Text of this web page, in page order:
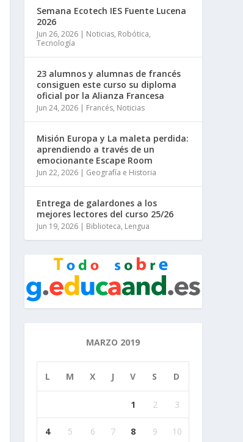
Semana Ecotech IES Fuente Lucena
2026
Jun 26, 2026 | Noticias, Robótica,
Tecnología
23 alumnos y alumnas de francés
consiguen este curso su diploma
oficial por la Alianza Francesa
Jun 24, 2026 | Francés, Noticias
Misión Europa y La maleta perdida:
aprendiendo a través de un
emocionante Escape Room
Jun 22, 2026 | Geografía e Historia
Entrega de galardones a los
mejores lectores del curso 25/26
Jun 19, 2026 | Biblioteca, Lengua
MARZO 2019
L M X J V S D
1 2 3
4 5 6 7 8 9 10